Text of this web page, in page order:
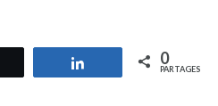
Partagez 0
PARTAGES